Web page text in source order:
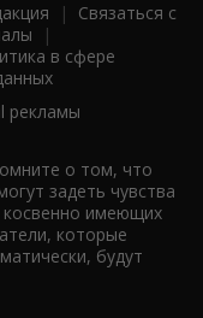
| Связаться с
|
в сфере
рекламы
о том, что
задеть чувства
косвенно имеющих
которые
будут